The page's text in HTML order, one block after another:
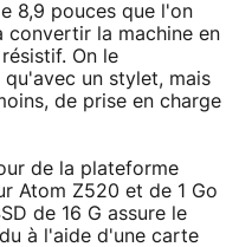
8,9 pouces que l'on
la machine en
On le
un stylet, mais
de prise en charge
de la plateforme
Atom Z520 et de 1 Go
de 16 G assure le
à l'aide d'une carte